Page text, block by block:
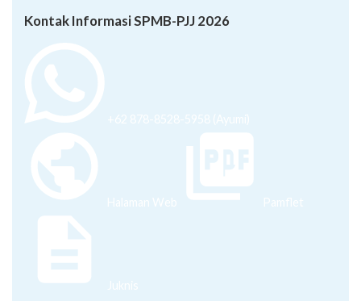
Kontak Informasi SPMB-PJJ 2026
+62 878-8528-5958 (Ayumi)
Halaman Web Pamflet
Juknis